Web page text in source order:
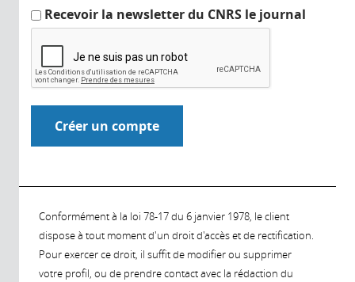
Recevoir la newsletter du CNRS le journal
Conformément à la loi 78-17 du 6 janvier 1978, le client
dispose à tout moment d'un droit d'accès et de rectification.
Pour exercer ce droit, il suffit de modifier ou supprimer
votre profil, ou de prendre contact avec la rédaction du